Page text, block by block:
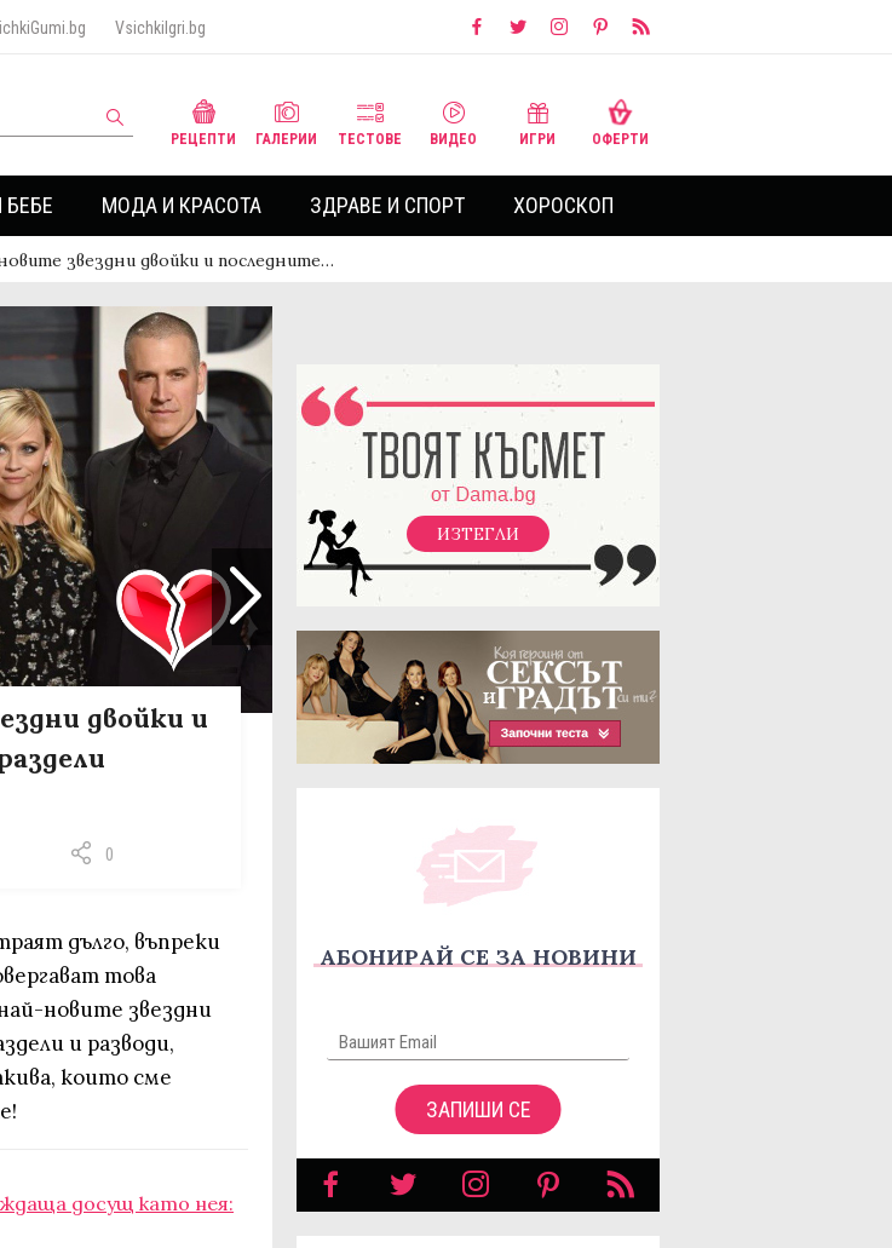
VsichkiIgri.bg
РЕЦЕПТИ ГАЛЕРИИ ТЕСТОВЕ ВИДЕО ИГРИ ОФЕРТИ
МОДА И КРАСОТА ЗДРАВЕ И СПОРТ ХОРОСКОП
звездни двойки и последните…
двойки и
0
дълго, въпреки
това
новите звездни
и разводи,
които сме
досущ като нея:
ИЗТЕГЛИ
АБОНИРАЙ СЕ ЗА НОВИНИ
ЗАПИШИ СЕ